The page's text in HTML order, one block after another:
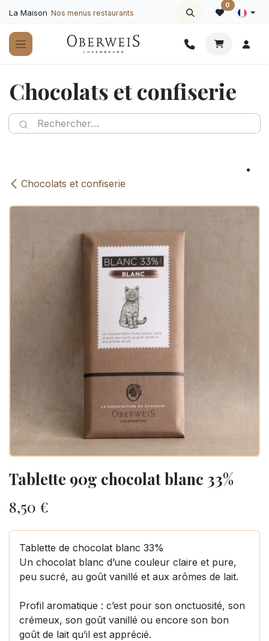
La Maison Nos menus restaurants
0
Chocolats et confiserie
Chocolats et confiserie
Tablette 90g chocolat blanc 33%
8,50 €
Tablette de chocolat blanc 33%
Un chocolat blanc d’une couleur claire et pure,
peu sucré, au goût vanillé et aux arômes de lait.
Profil aromatique : c’est pour son onctuosité, son
crémeux, son goût vanillé ou encore son bon
goût de lait qu’il est apprécié.